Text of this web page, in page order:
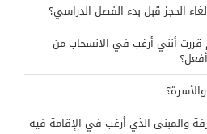
الحجز قبل بدء الفصل الدراسي؟
أنني أرغب في الانسحاب من
والمبنى الذي أرغب في الإقامة فيه